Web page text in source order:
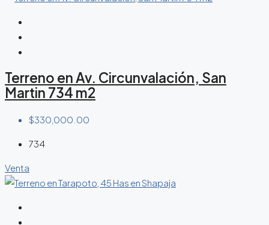
Terreno en Av. Circunvalación, San
Martin 734 m2
$330,000.00
734
Venta